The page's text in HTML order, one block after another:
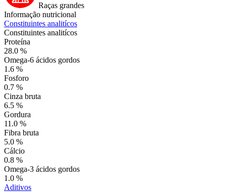
Raças grandes
Informação nutricional
Constituintes analitícos
Constituintes analitícos
Proteína
28.0 %
Omega-6 ácidos gordos
1.6 %
Fosforo
0.7 %
Cinza bruta
6.5 %
Gordura
11.0 %
Fibra bruta
5.0 %
Cálcio
0.8 %
Omega-3 ácidos gordos
1.0 %
Aditivos